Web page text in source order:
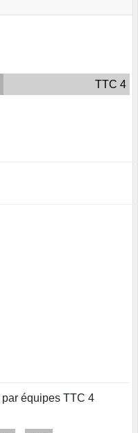
TTC 4
équipes TTC 4